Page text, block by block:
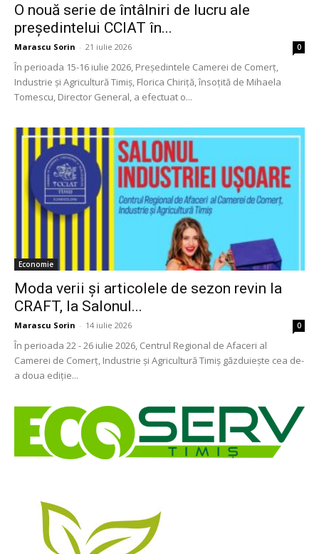
O nouă serie de întâlniri de lucru ale
președintelui CCIAT în...
Marascu Sorin - 21 iulie 2026 0
În perioada 15-16 iulie 2026, Președintele Camerei de Comerț,
Industrie și Agricultură Timiș, Florica Chiriță, însoțită de Mihaela
Tomescu, Director General, a efectuat o...
Economie
Moda verii și articolele de sezon revin la
CRAFT, la Salonul...
Marascu Sorin - 14 iulie 2026 0
În perioada 22 - 26 iulie 2026, Centrul Regional de Afaceri al
Camerei de Comerț, Industrie și Agricultură Timiș găzduiește cea de-
a doua ediție...